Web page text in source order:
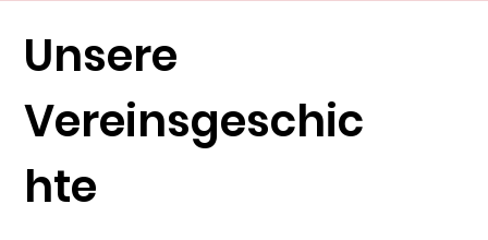
Unsere
Vereinsgeschic
hte